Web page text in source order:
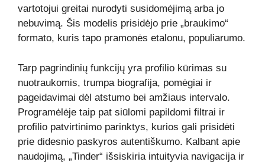
vartotojui greitai nurodyti susidomėjimą arba jo
nebuvimą. Šis modelis prisidėjo prie „braukimo“
formato, kuris tapo pramonės etalonu, populiarumo.
Tarp pagrindinių funkcijų yra profilio kūrimas su
nuotraukomis, trumpa biografija, pomėgiai ir
pageidavimai dėl atstumo bei amžiaus intervalo.
Programėlėje taip pat siūlomi papildomi filtrai ir
profilio patvirtinimo parinktys, kurios gali prisidėti
prie didesnio paskyros autentiškumo. Kalbant apie
naudojimą, „Tinder“ išsiskiria intuityvia navigacija ir